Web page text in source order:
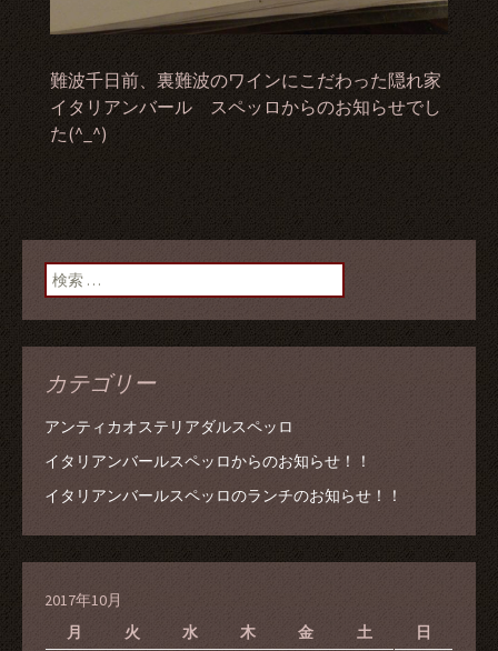
難波千日前、裏難波のワインにこだわった隠れ家
イタリアンバール スペッロからのお知らせでし
た(^_^)
検索:
カテゴリー
アンティカオステリアダルスペッロ
イタリアンバールスペッロからのお知らせ！！
イタリアンバールスペッロのランチのお知らせ！！
2017年10月
月
火 水 木 金 土 日